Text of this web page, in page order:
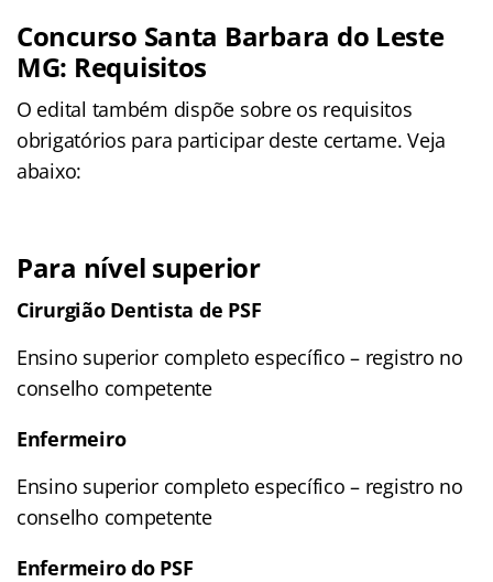
Concurso Santa Barbara do Leste
MG: Requisitos
O edital também dispõe sobre os requisitos
obrigatórios para participar deste certame. Veja
abaixo:
Para nível superior
Cirurgião Dentista de PSF
Ensino superior completo específico – registro no
conselho competente
Enfermeiro
Ensino superior completo específico – registro no
conselho competente
Enfermeiro do PSF